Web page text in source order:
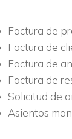
Factura de
Factura de
Factura de
Factura de
Solicitud de
Asientos